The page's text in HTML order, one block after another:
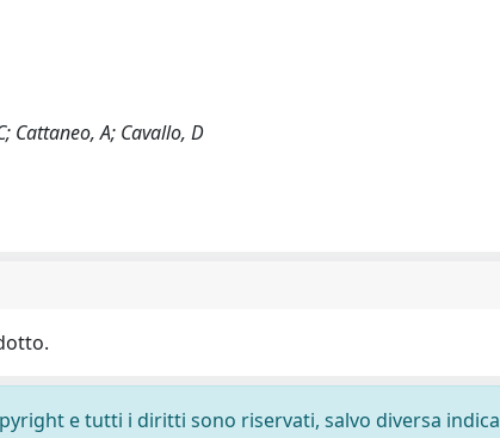
Cattaneo, A; Cavallo, D
e tutti i diritti sono riservati, salvo diversa